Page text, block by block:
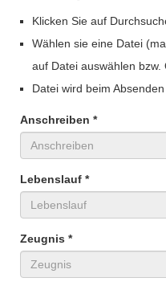
Klicken Sie auf
Wählen sie eine Datei
auf Datei auswählen bzw.
Datei wird beim
Anschreiben *
Lebenslauf *
Zeugnis *